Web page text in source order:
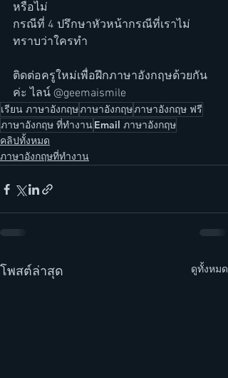
หรือไม่
กรณีที่ 4 ปรึกษาหัวหน้ากรณีที่เราไม่
ทราบว่าใครทำ
ติดต่อครูใหม่เพื่อฝึกภาษาอังกฤษด้วยกัน
ค่ะ ไลน์ @geemaismile
เรียน ภาษาอังกฤษภาษาอังกฤษภาษาอังกฤษ ฟรี
ภาษาอังกฤษ ที่ทำงานEmail ภาษาอังกฤษ
คลิปทั้งหมด
ภาษาอังกฤษที่ทำงาน
โพสต์ล่าสุด ดูทั้งหมด